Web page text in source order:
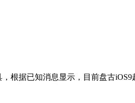
据已知消息显示，目前盘古iOS9